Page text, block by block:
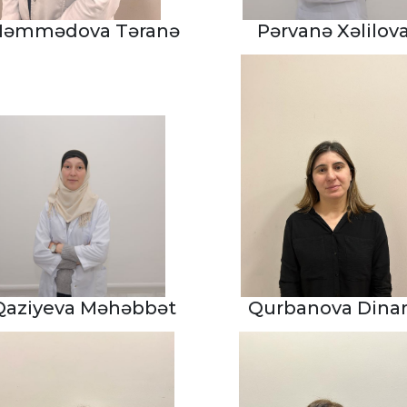
Təranə Pərvanə
Məhəbbət Qurbanova